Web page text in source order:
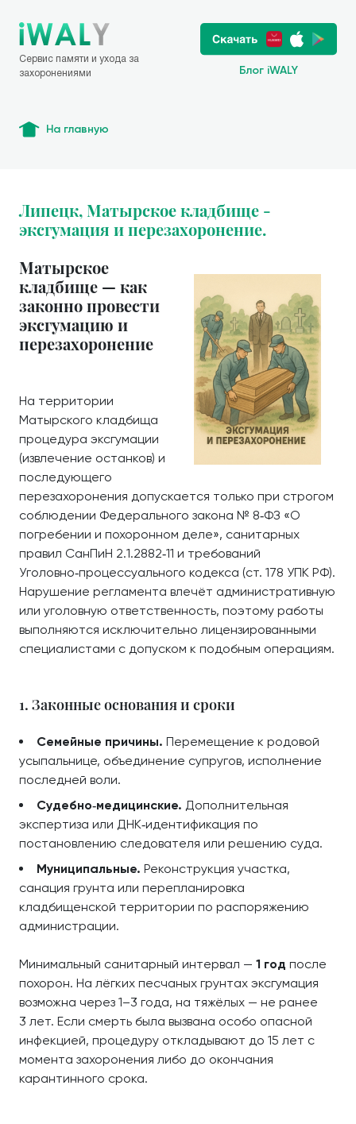
Сервис памяти и ухода за
захоронениями
Блог iWALY
На главную
Липецк, Матырское кладбище -
эксгумация и перезахоронение.
Матырское
кладбище — как
законно провести
эксгумацию и
перезахоронение
На территории
Матырского кладбища
процедура эксгумации
(извлечение останков) и
последующего
перезахоронения допускается только при строгом
соблюдении Федерального закона № 8‑ФЗ «О
погребении и похоронном деле», санитарных
правил СанПиН 2.1.2882‑11 и требований
Уголовно‑процессуального кодекса (ст. 178 УПК РФ).
Нарушение регламента влечёт административную
или уголовную ответственность, поэтому работы
выполняются исключительно лицензированными
специалистами с допуском к подобным операциям.
1. Законные основания и сроки
Семейные причины. Перемещение к родовой
усыпальнице, объединение супругов, исполнение
последней воли.
Судебно‑медицинские. Дополнительная
экспертиза или ДНК‑идентификация по
постановлению следователя или решению суда.
Муниципальные. Реконструкция участка,
санация грунта или перепланировка
кладбищенской территории по распоряжению
администрации.
Минимальный санитарный интервал — 1 год после
похорон. На лёгких песчаных грунтах эксгумация
возможна через 1–3 года, на тяжёлых — не ранее
3 лет. Если смерть была вызвана особо опасной
инфекцией, процедуру откладывают до 15 лет с
момента захоронения либо до окончания
карантинного срока.